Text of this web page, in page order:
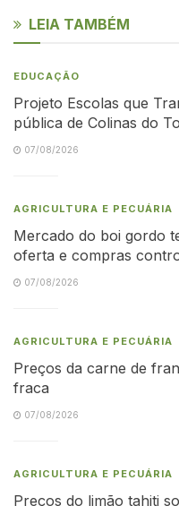
LEIA TAMBÉM
EDUCAÇÃO
Projeto Escolas que
pública de Colinas do
07/08/2026
AGRICULTURA E PECUÁRIA
Mercado do boi gordo
oferta e compras
07/08/2026
AGRICULTURA E PECUÁRIA
Preços da carne de
fraca
07/08/2026
AGRICULTURA E PECUÁRIA
Preços do limão tahiti